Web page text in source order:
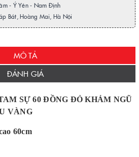
- Ý Yên - Nam Định
Bát, Hoàng Mai, Hà Nội
MÔ TẢ
ĐÁNH GIÁ
SỰ 60 ĐỒNG ĐỎ KHẢM NGŨ
VÀNG
60cm